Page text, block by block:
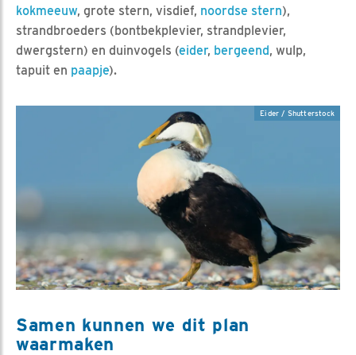
kokmeeuw, grote stern, visdief, noordse stern),
strandbroeders (bontbekplevier, strandplevier,
dwergstern) en duinvogels (eider, bergeend, wulp,
tapuit en paapje).
Eider / Shutterstock
Samen kunnen we dit plan
waarmaken